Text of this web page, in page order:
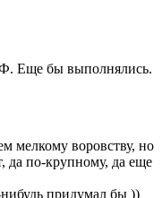
Еще бы выполнялись.
мелкому воровству, но
да по-крупному, да еще
придумал бы ))